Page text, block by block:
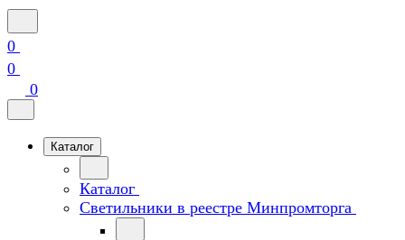
0
0
0
Каталог
Каталог
Светильники в реестре Минпромторга